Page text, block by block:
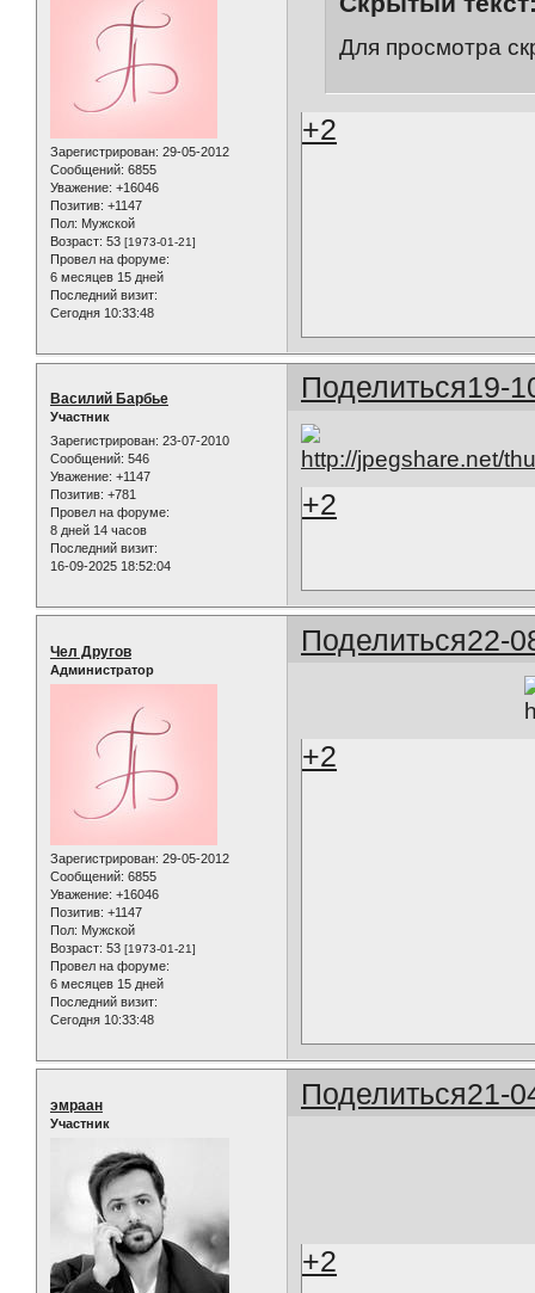
Зарегистрирован: 29-05-2012
Сообщений: 6855
Уважение: +16046
Позитив: +1147
Пол: Мужской
Возраст: 53 [1973-01-21]
Провел на форуме:
6 месяцев 15 дней
Последний визит:
Сегодня 10:33:48
Для просмотра
+2
Поделиться19-
Василий Барбье
Участник
Зарегистрирован: 23-07-2010
Сообщений: 546
Уважение: +1147
Позитив: +781
Провел на форуме:
8 дней 14 часов
Последний визит:
16-09-2025 18:52:04
+2
Поделиться22-
Чел Другов
Администратор
Зарегистрирован: 29-05-2012
Сообщений: 6855
Уважение: +16046
Позитив: +1147
Пол: Мужской
Возраст: 53 [1973-01-21]
Провел на форуме:
6 месяцев 15 дней
Последний визит:
Сегодня 10:33:48
+2
Поделиться21-
эмраан
Участник
+2